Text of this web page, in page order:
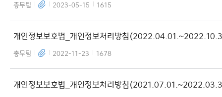
총무팀 2023-05-15 1615
개인정보보호법_개인정보처리방침
총무팀 2022-11-23 1678
개인정보보호법_개인정보처리방침